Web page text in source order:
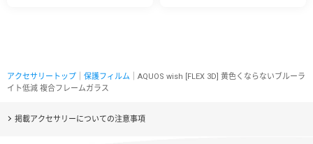
アクセサリートップ 保護フィルム ｜AQUOS wish [FLEX 3D] 黄色くならないブルーラ
イト低減 複合フレームガラス
掲載アクセサリーについての注意事項